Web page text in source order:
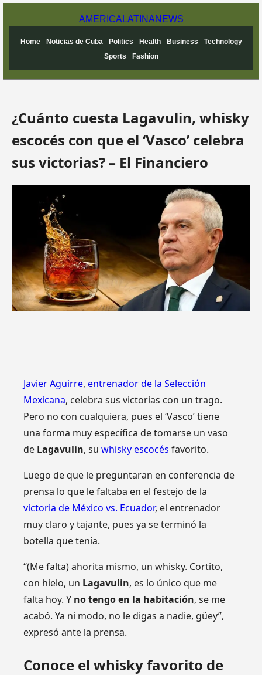
AMERICA LATINANEWS
Home Noticias de Cuba Politics Health Business
Technology
Sports
Fashion
¿Cuánto cuesta Lagavulin, whisky
escocés con que el ‘Vasco’ celebra
sus victorias? – El Financiero
Javier Aguirre,entrenador de la Selección
Mexicana, celebra sus victorias con un trago.
Pero no con cualquiera, pues el ‘Vasco’ tiene
una forma muy específica de tomarse un vaso
de Lagavulin, suwhisky escocés favorito.
Luego de que le preguntaran en conferencia de
prensa lo que le faltaba en el festejo de la
victoria de México vs. Ecuador, el entrenador
muy claro y tajante, pues ya se terminó la
botella que tenía.
“(Me falta) ahorita mismo, un whisky. Cortito,
con hielo, un Lagavulin, es lo único que me
falta hoy. Y no tengo en la habitación, se me
acabó. Ya ni modo, no le digas a nadie, güey”,
expresó ante la prensa.
Conoce el whisky favorito de